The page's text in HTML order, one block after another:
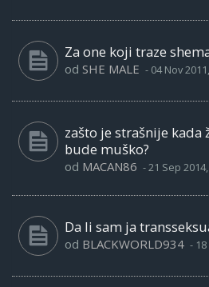
Za one koji traze
od SHE MALE - 04 Nov
zašto je strašnije kada
bude muško?
od MACAN86 -21 Sep
Da li sam ja
od BLACKWORLD934 -